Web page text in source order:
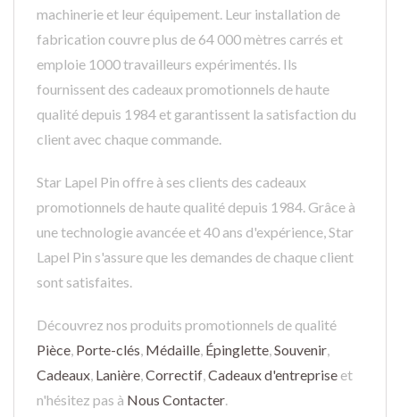
machinerie et leur équipement. Leur installation de
fabrication couvre plus de 64 000 mètres carrés et
emploie 1000 travailleurs expérimentés. Ils
fournissent des cadeaux promotionnels de haute
qualité depuis 1984 et garantissent la satisfaction du
client avec chaque commande.
Star Lapel Pin offre à ses clients des cadeaux
promotionnels de haute qualité depuis 1984. Grâce à
une technologie avancée et 40 ans d'expérience, Star
Lapel Pin s'assure que les demandes de chaque client
sont satisfaites.
Découvrez nos produits promotionnels de qualité
Pièce Porte-clés Médaille Épinglette Souvenir
Cadeaux Lanière Correctif Cadeaux d'entreprise et
n'hésitez pas à Nous Contacter